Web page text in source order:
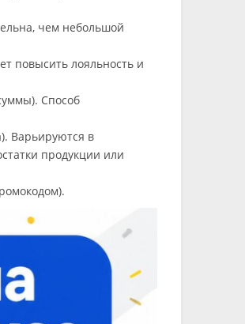
чем небольшой
повысить лояльность и
Способ
Варьируются в
продукции или